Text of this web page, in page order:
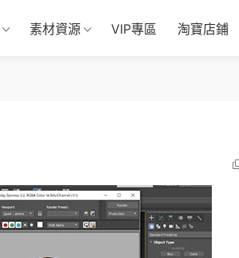
素材資源 VIP專區 淘寶店鋪